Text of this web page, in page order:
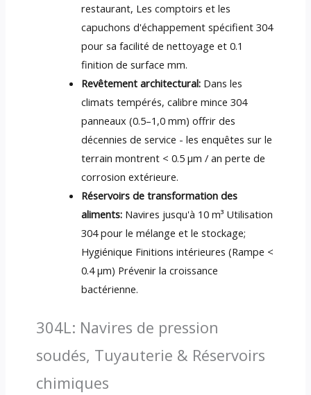
restaurant, Les comptoirs et les
capuchons d'échappement spécifient 304
pour sa facilité de nettoyage et 0.1
finition de surface mm.
Revêtement architectural: Dans les
climats tempérés, calibre mince 304
panneaux (0.5–1,0 mm) offrir des
décennies de service - les enquêtes sur le
terrain montrent < 0.5 μm / an perte de
corrosion extérieure.
Réservoirs de transformation des
aliments: Navires jusqu'à 10 m³ Utilisation
304 pour le mélange et le stockage;
Hygiénique Finitions intérieures (Rampe <
0.4 μm) Prévenir la croissance
bactérienne.
304L: Navires de pression
soudés, Tuyauterie & Réservoirs
chimiques